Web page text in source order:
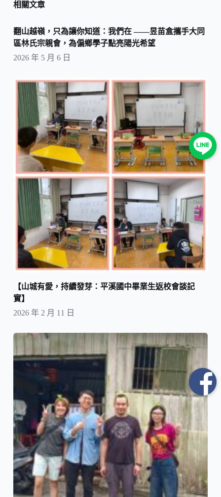
相關文章
翻山越嶺，只為讓你知道：我們在 ——昱苗盒攜手大同
區林氏宗親會，為偏鄉學子點亮陽光希望
2026 年 5 月 6 日
【山城有愛，持續發芽：平溪國中畢業生返校會談記
實】
2026 年 2 月 11 日